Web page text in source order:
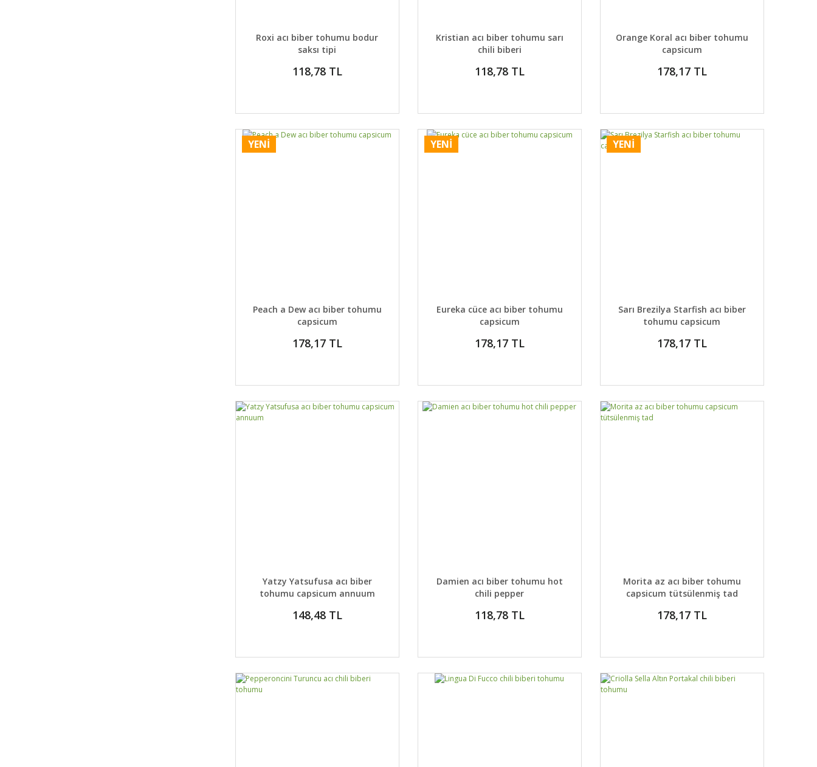
DETAYLAR SEPETE EKLE
Roxi acı biber tohumu bodur
saksı tipi
118,78 TL
DETAYLAR SEPETE EKLE
Kristian acı biber tohumu sarı
chili biberi
118,78 TL
DETAYLAR SEPETE EKLE
Orange Koral acı biber tohumu
capsicum
178,17 TL
YENİ
DETAYLAR SEPETE EKLE
Peach a Dew acı biber tohumu
capsicum
178,17 TL
YENİ
DETAYLAR SEPETE EKLE
Eureka cüce acı biber tohumu
capsicum
178,17 TL
YENİ
DETAYLAR SEPETE EKLE
Sarı Brezilya Starfish acı biber
tohumu capsicum
178,17 TL
DETAYLAR SEPETE EKLE
Yatzy Yatsufusa acı biber
tohumu capsicum annuum
148,48 TL
DETAYLAR SEPETE EKLE
Damien acı biber tohumu hot
chili pepper
118,78 TL
DETAYLAR GELİNCE HABER VER
Morita az acı biber tohumu
capsicum tütsülenmiş tad
178,17 TL